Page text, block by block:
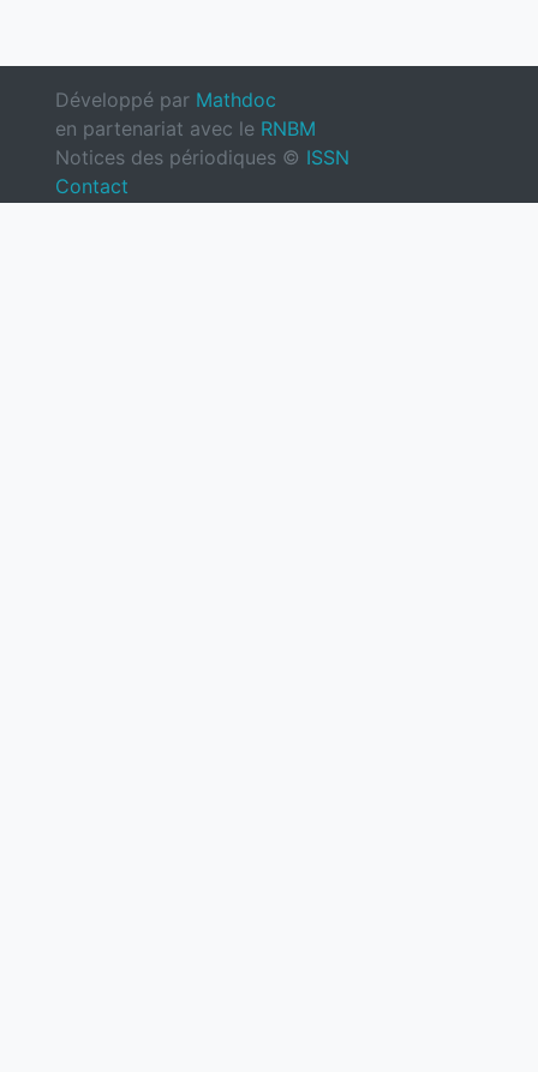
Développé par Mathdoc
en partenariat avec le RNBM
Notices des périodiques © ISSN
Contact